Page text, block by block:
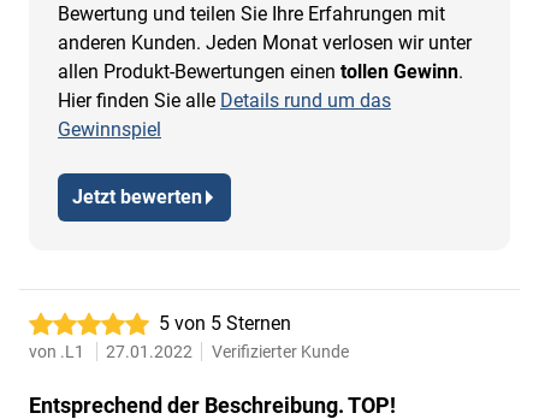
Bewertung und teilen Sie Ihre Erfahrungen mit
anderen Kunden. Jeden Monat verlosen wir unter
allen Produkt-Bewertungen einen tollen Gewinn.
Hier finden Sie alle Details rund um das
Gewinnspiel
Jetzt bewerten
5 von 5 Sternen
von .L1 27.01.2022 Verifizierter Kunde
Entsprechend der Beschreibung. TOP!